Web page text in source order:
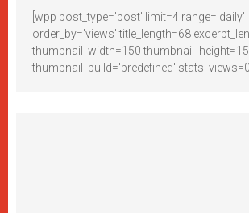
[wpp post_type='post' limit=4 range='daily'
order_by='views' title_length=68
thumbnail_width=150
thumbnail_build='predefined' stats_views=0]